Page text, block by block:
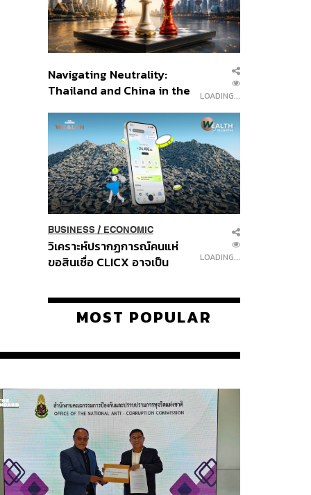
Navigating Neutrality:
Thailand and China in the
Order
LOADING...
BUSINESS/ ECONOMIC
วิเคราะห์ปรากฏการณ์คนแห่
ขอสินเชื่อ CLICX อาจเป็น
ปัญหาหนี้ครัวเรือนไทยที่ถูกซุก
LOADING...
MOST POPULAR